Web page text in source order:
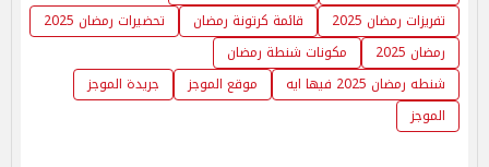
تفريزات رمضان 2025
قائمة كرتونة رمضان
تحضيرات رمضان 2025
رمضان 2025
مكونات شنطة رمضان
شنطه رمضان 2025 فيها ايه
موقع الموجز
جريدة الموجز
الموجز